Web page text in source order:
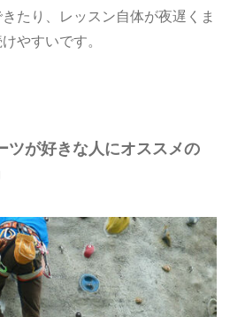
たり、レッスン自体が夜遅くま
やすいです。
ツが好きな人にオススメの